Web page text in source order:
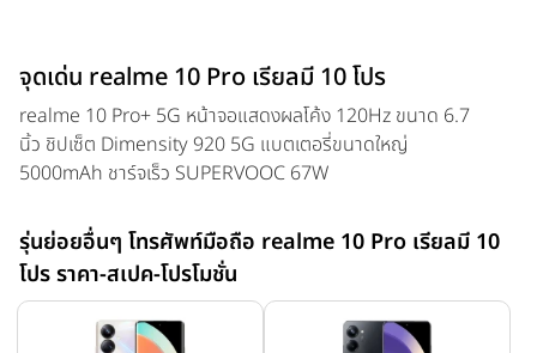
จุดเด่น realme 10 Pro เรียลมี 10 โปร
realme 10 Pro+ 5G หน้าจอแสดงผลโค้ง 120Hz ขนาด 6.7
นิ้ว ชิปเซ็ต Dimensity 920 5G แบตเตอรี่ขนาดใหญ่
5000mAh ชาร์จเร็ว SUPERVOOC 67W
รุ่นย่อยอื่นๆ โทรศัพท์มือถือ realme 10 Pro เรียลมี 10
โปร ราคา-สเปค-โปรโมชั่น